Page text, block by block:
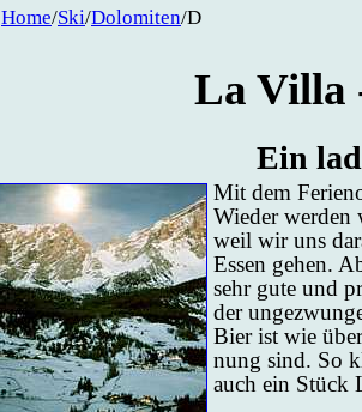
Home/Ski/Do­lo­mi­ten/D
La Vil­la
Ein
Mit dem
Wie­der wer­den
weil wir uns
Es­sen ge­hen.
sehr gu­te und
der
Bier ist wie
nung sind. So
auch ein Stück